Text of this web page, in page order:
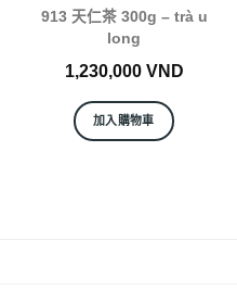
913 天仁茶 300g – trà u
long
1,230,000 VND
加入購物車